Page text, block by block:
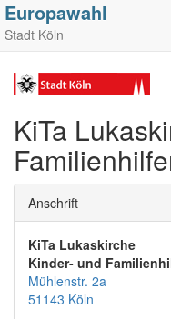
Europawahl
Stadt Köln
KiTa
Anschrift
KiTa Lukaskirche
Kinder- und
Mühlenstr. 2a
51143 Köln